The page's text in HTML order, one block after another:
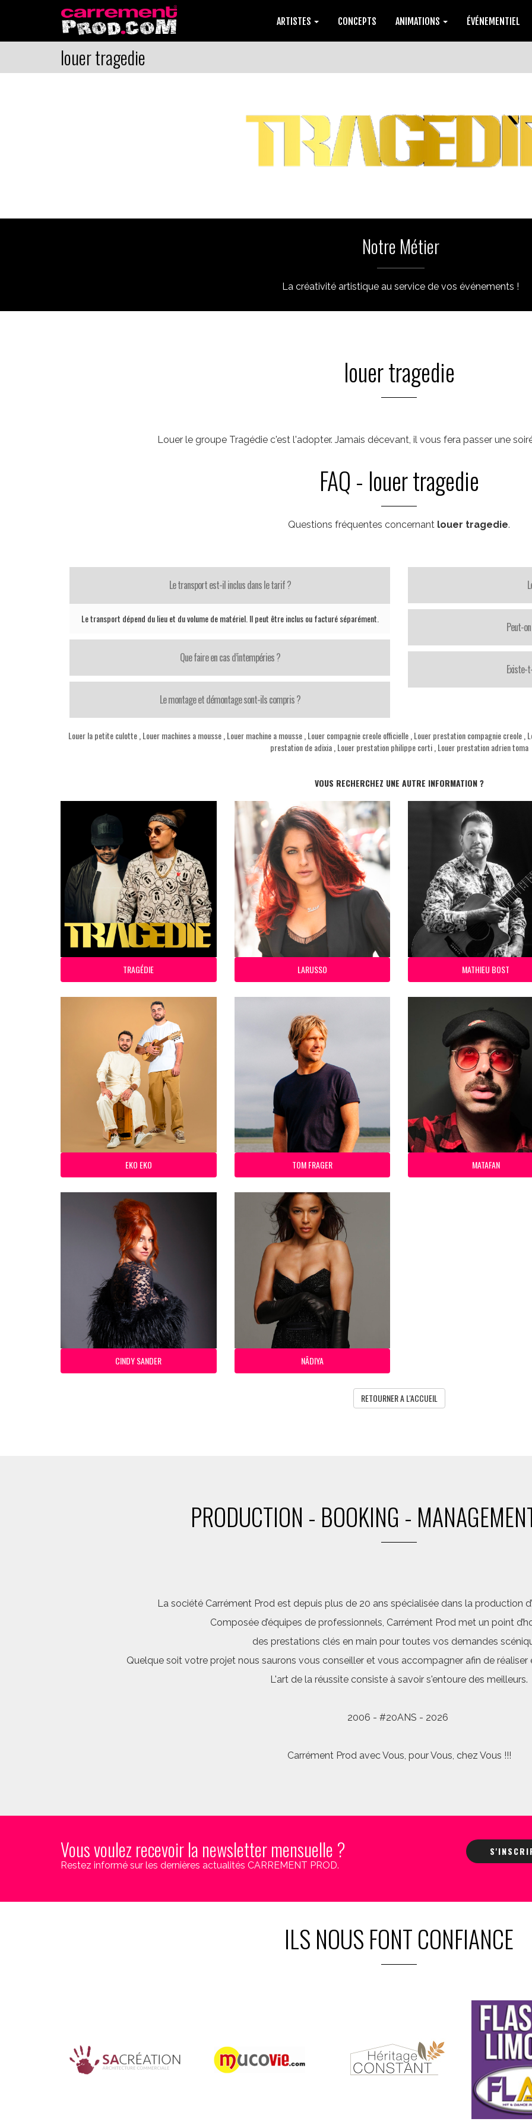
ARTISTES CONCEPTS ANIMATIONS ÉVÉNEMENTIEL
louer tragedie
Notre Métier
La créativité artistique au service de vos événements !
louer tragedie
Louer le groupe Tragédie c'est l'adopter. Jamais décevant, il vous fera passer une
FAQ - louer tragedie
Questions fréquentes concernant louer tragedie.
Le transport est-il inclus dans le tarif ?
Le transport dépend du lieu et du volume de matériel. Il peut être inclus ou facturé séparément.
Que faire en cas d’intempéries ?
Le montage et démontage sont-ils compris ?
Peut-
Existe-
Louer la petite culotte, Louer machines a mousse, Louer machine a mousse, Louer compagnie creole officielle, Louer prestation compagnie creole,
prestation de adixia, Louer prestation philippe corti, Louer prestation adrien toma
VOUS RECHERCHEZ UNE AUTRE INFORMATION ?
TRAGÉDIE LARUSSO MATHIEU BOST
EKO EKO TOM FRAGER MATAFAN
CINDY SANDER NÂDIYA
RETOURNER A L'ACCUEIL
PRODUCTION - BOOKING -
La société Carrément Prod est depuis plus de 20 ans spécialisée dans la production
Composée d’équipes de professionnels, Carrément Prod met un point
des prestations clés en main pour toutes vos demandes
Quelque soit votre projet nous saurons vous conseiller et vous accompagner afin de
L'art de la réussite consiste à savoir s'entoure des meilleurs.
2006 - #20ANS - 2026
Carrément Prod avec Vous, pour Vous, chez Vous !!!
Vous voulez recevoir la newsletter mensuelle ?
Restez informé sur les dernières actualités CARREMENT PROD.
ILS NOUS FONT CONFIANCE